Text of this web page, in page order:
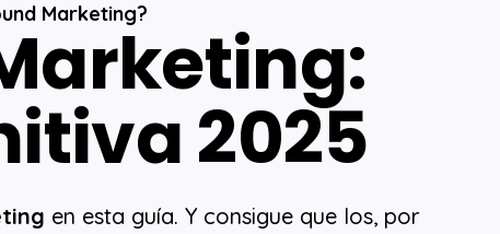
Marketing?
2025
en esta guía. Y consigue que los, por